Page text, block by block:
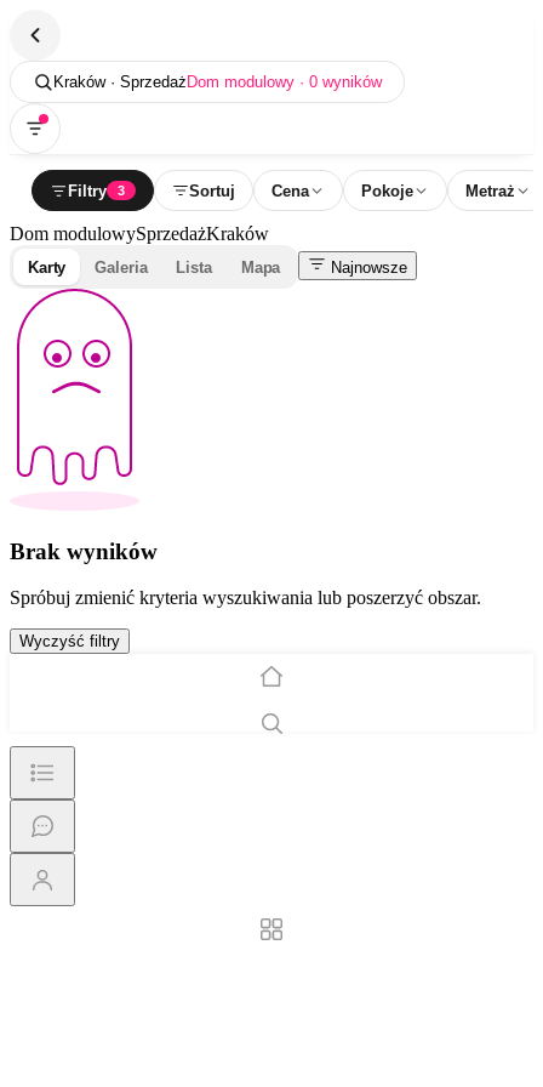
Kraków · Sprzedaż Dom modulowy · 0 wyników
Filtry 3 Sortuj Cena Pokoje Metraż
Dom modulowySprzedażKraków
Karty Galeria Lista Mapa Najnowsze
Brak wyników
Spróbuj zmienić kryteria wyszukiwania lub poszerzyć obszar.
Wyczyść filtry